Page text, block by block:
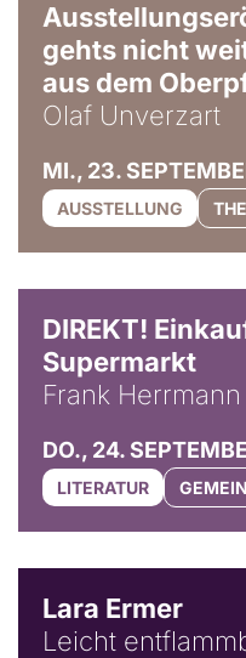
gehts nicht
aus dem
Olaf Unverzart
MI., 23.
AUSSTELLUNG
DIREKT!
Supermarkt
Frank Herrmann
DO., 24.
LITERATUR
Lara Ermer
Leicht